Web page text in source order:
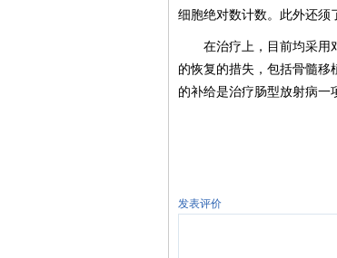
细胞绝对数计数。此外还须
在治疗上，目前均采用
的恢复的措失，包括骨髓
的补给是治疗肠型放射病一
发表评价